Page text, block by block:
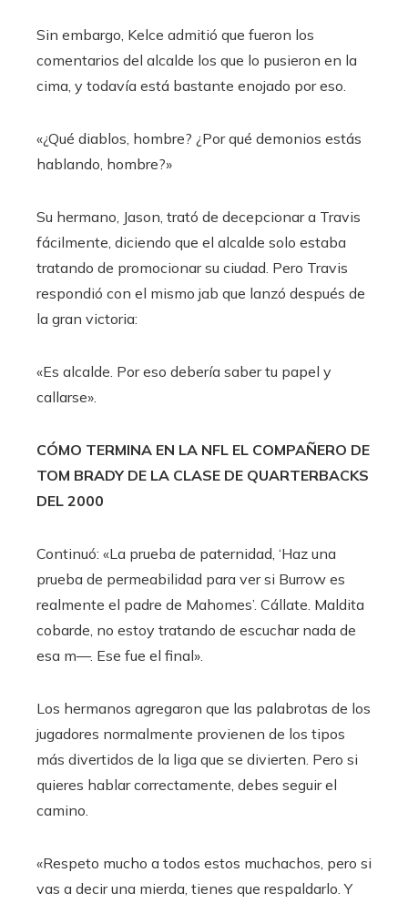
Sin embargo, Kelce admitió que fueron los
comentarios del alcalde los que lo pusieron en la
cima, y ​​todavía está bastante enojado por eso.
«¿Qué diablos, hombre? ¿Por qué demonios estás
hablando, hombre?»
Su hermano, Jason, trató de decepcionar a Travis
fácilmente, diciendo que el alcalde solo estaba
tratando de promocionar su ciudad. Pero Travis
respondió con el mismo jab que lanzó después de
la gran victoria:
«Es alcalde. Por eso debería saber tu papel y
callarse».
CÓMO TERMINA EN LA NFL EL COMPAÑERO DE
TOM BRADY DE LA CLASE DE QUARTERBACKS
DEL 2000
Continuó: «La prueba de paternidad, ‘Haz una
prueba de permeabilidad para ver si Burrow es
realmente el padre de Mahomes’. Cállate. Maldita
cobarde, no estoy tratando de escuchar nada de
esa m—. Ese fue el final».
Los hermanos agregaron que las palabrotas de los
jugadores normalmente provienen de los tipos
más divertidos de la liga que se divierten. Pero si
quieres hablar correctamente, debes seguir el
camino.
«Respeto mucho a todos estos muchachos, pero si
vas a decir una mierda, tienes que respaldarlo. Y